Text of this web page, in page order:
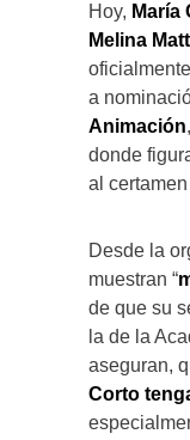
Hoy, María
Melina
a
Animación,
donde
al
Desde la
muestran “
de que su
la de la
aseguran,
Corto